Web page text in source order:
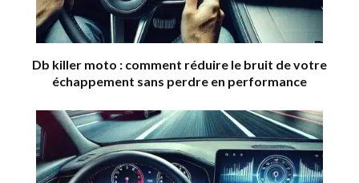
Db killer moto : comment réduire le bruit de votre
échappement sans perdre en performance